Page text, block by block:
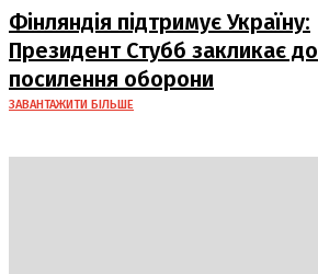
Фінляндія підтримує Україну:
Президент Стубб закликає до
посилення оборони
ЗАВАНТАЖИТИ БІЛЬШЕ